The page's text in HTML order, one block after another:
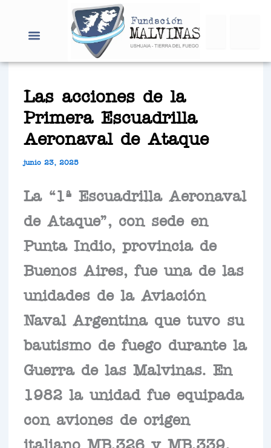
contenido
Las acciones de la
Primera Escuadrilla
Aeronaval de Ataque
junio 23, 2025
La “1ª Escuadrilla Aeronaval
de Ataque”, con sede en
Punta Indio, provincia de
Buenos Aires, fue una de las
unidades de la Aviación
Naval Argentina que tuvo su
bautismo de fuego durante la
Guerra de las Malvinas. En
1982 la unidad fue equipada
con aviones de origen
italiano MB.326 y MB.339.